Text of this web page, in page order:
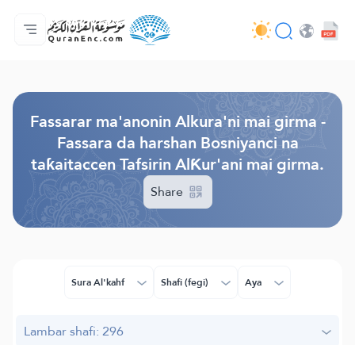
Gida
Jerin ginshikan taken fassarorin
Audio
Ayyukan masu bunkasawa - API
Dangane da wannan aikin
Ka tuntube mu
Harshe
Fassarar ma'anonin Alkura'ni mai girma -
Fassara da harshan Bosniyanci na
taƙaitaccen Tafsirin AlƘur'ani mai girma.
Share
Sura Al'kahf Shafi (fegi) Aya
Lambar shafi: 296